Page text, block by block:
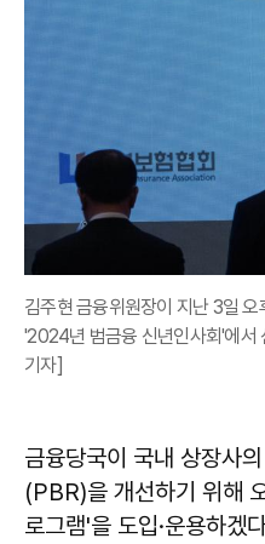
김주현 금융위원장이 지난 3일
'2024년 범금융 신년인사회'에서
기자]
금융당국이 국내 상장사
(PBR)을 개선하기 위해
로그램'을 도입·운용하겠